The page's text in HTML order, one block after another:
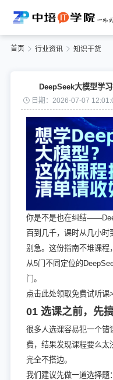
首页 行业资讯 知识干货
DeepSeek大模型学
日期：2026-07-07
你是不是也在纠结
百到几千，课时从几小时
别急。这份指南不堆课程
从5门不同定位的
门。
点击此处领取免费试听课
01 选课之前，先
很多人选课容易犯一个
费，结果发现课程要么
完全不搭边。
我们建议先做一道选择题：